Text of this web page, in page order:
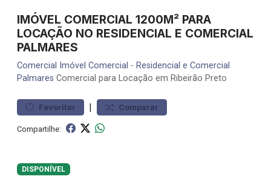
IMÓVEL COMERCIAL 1200M² PARA
LOCAÇÃO NO RESIDENCIAL E COMERCIAL
PALMARES
Comercial Imóvel Comercial - Residencial e Comercial
Palmares Comercial para Locação em Ribeirão Preto
Favoritar | Comparar
Compartilhe:
DISPONÍVEL